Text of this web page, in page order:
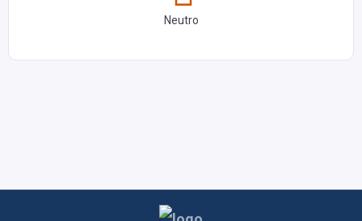
Neutro